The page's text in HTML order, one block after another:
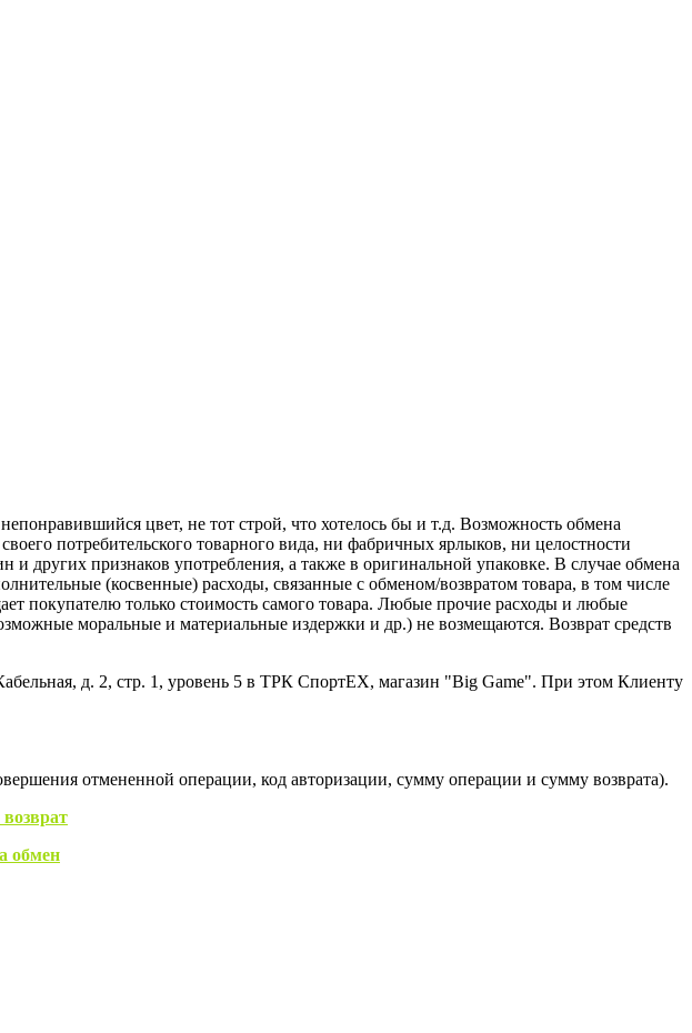
цвет, не тот строй, что хотелось бы и т.д. Возможность обмена
потребительского товарного вида, ни фабричных ярлыков, ни целостности
других признаков употребления, а также в оригинальной упаковке. В случае обмена
(косвенные) расходы, связанные с обменом/возвратом товара, в том числе
покупателю только стоимость самого товара. Любые прочие расходы и любые
моральные и материальные издержки и др.) не возмещаются. Возврат средств
д. 2, стр. 1, уровень 5 в ТРК СпортЕХ, магазин "Big Game". При этом Клиенту
отмененной операции, код авторизации, сумму операции и сумму возврата).
обмен